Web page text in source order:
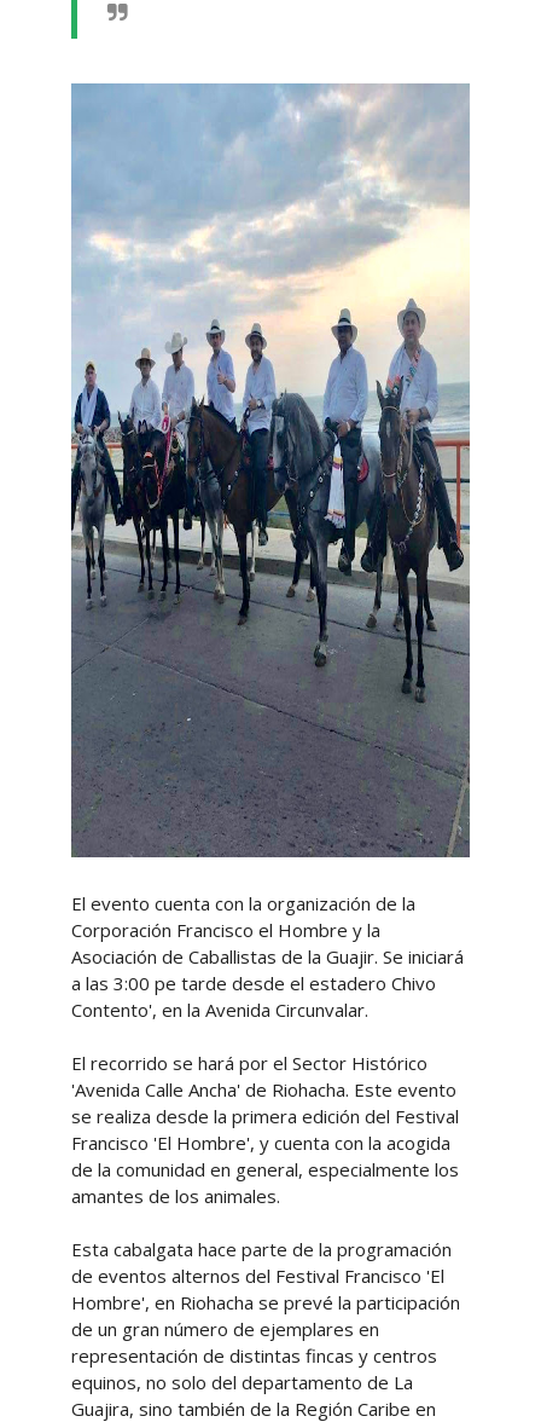
El evento cuenta con la organización de la
Corporación Francisco el Hombre y la
Asociación de Caballistas de la Guajir. Se iniciará
a las 3:00 pe tarde desde el estadero Chivo
Contento', en la Avenida Circunvalar.
El recorrido se hará por el Sector Histórico
'Avenida Calle Ancha' de Riohacha. Este evento
se realiza desde la primera edición del Festival
Francisco 'El Hombre', y cuenta con la acogida
de la comunidad en general, especialmente los
amantes de los animales.
Esta cabalgata hace parte de la programación
de eventos alternos del Festival Francisco 'El
Hombre', en Riohacha se prevé la participación
de un gran número de ejemplares en
representación de distintas fincas y centros
equinos, no solo del departamento de La
Guajira, sino también de la Región Caribe en